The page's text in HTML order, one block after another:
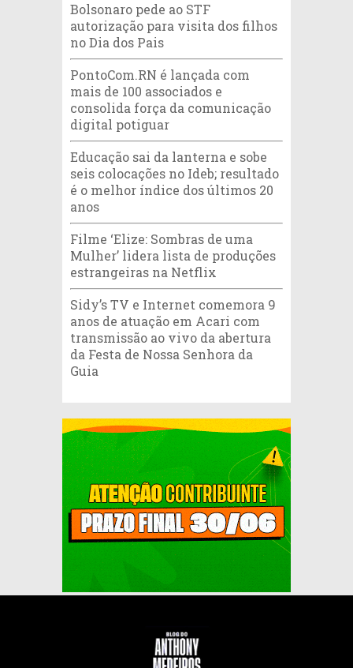
Bolsonaro pede ao STF
autorização para visita dos filhos
no Dia dos Pais
PontoCom.RN é lançada com
mais de 100 associados e
consolida força da comunicação
digital potiguar
Educação sai da lanterna e sobe
seis colocações no Ideb; resultado
é o melhor índice dos últimos 20
anos
Filme ‘Elize: Sombras de uma
Mulher’ lidera lista de produções
estrangeiras na Netflix
Sidy’s TV e Internet comemora 9
anos de atuação em Acari com
transmissão ao vivo da abertura
da Festa de Nossa Senhora da
Guia